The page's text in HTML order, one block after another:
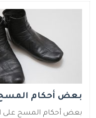
بعض أحكام
بعض أحكام المسح على